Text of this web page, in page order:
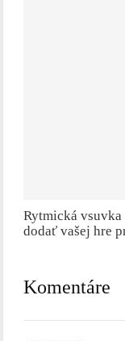
Rytmická
dodať vašej hre
Komentáre